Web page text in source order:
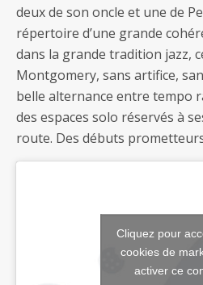
deux de son oncle et une de
répertoire d’une grande
dans la grande tradition jazz,
Montgomery, sans artifice,
belle alternance entre tempo
des espaces solo réservés à
route. Des débuts
Cliquez pour
cookies de
activer ce